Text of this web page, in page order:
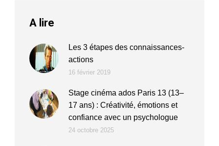
A lire
Les 3 étapes des connaissances-
actions
16 février 2019
Stage cinéma ados Paris 13 (13–
17 ans) : Créativité, émotions et
confiance avec un psychologue
24 octobre 2025